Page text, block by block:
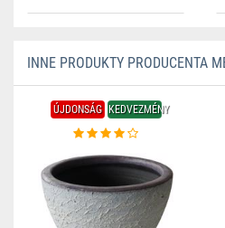
INNE PRODUKTY PRODUCENTA
ÚJDONSÁG KEDVEZMÉNY